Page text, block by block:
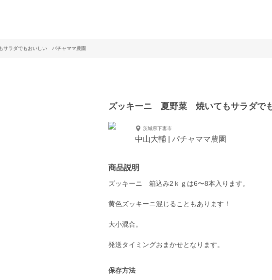
ラダでもおいしい パチャママ農園
ズッキーニ 夏野菜 焼いてもサラダで
茨城県下妻市
中山大輔 | パチャママ農園
商品説明
ズッキーニ 箱込み2ｋｇは6〜8本入ります。
黄色ズッキーニ混じることもあります！
大小混合。
発送タイミングおまかせとなります。
保存方法